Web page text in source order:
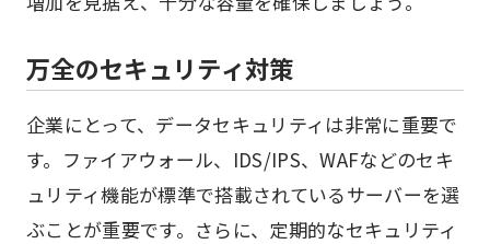
万全のセキュリティ対策
企業にとって、データセキュリティは非常に重要で
す。ファイアウォール、IDS/IPS、WAFなどのセキ
ュリティ機能が標準で搭載されているサーバーを選
ぶことが重要です。さらに、定期的なセキュリティ